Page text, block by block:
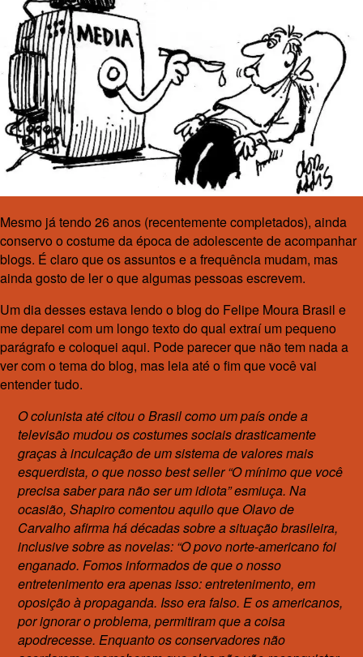
Mesmo já tendo 26 anos (recentemente completados), ainda
conservo o costume da época de adolescente de acompanhar
blogs. É claro que os assuntos e a frequência mudam, mas
ainda gosto de ler o que algumas pessoas escrevem.
Um dia desses estava lendo o blog do Felipe Moura Brasil e
me deparei com um longo texto do qual extraí um pequeno
parágrafo e coloquei aqui. Pode parecer que não tem nada a
ver com o tema do blog, mas leia até o fim que você vai
entender tudo.
O colunista até citou o Brasil como um país onde a
televisão mudou os costumes sociais drasticamente
graças à inculcação de um sistema de valores mais
esquerdista, o que nosso best seller “O mínimo que você
precisa saber para não ser um idiota” esmiuça. Na
ocasião, Shapiro comentou aquilo que Olavo de
Carvalho afirma há décadas sobre a situação brasileira,
inclusive sobre as novelas: “O povo norte-americano foi
enganado. Fomos informados de que o nosso
entretenimento era apenas isso: entretenimento, em
oposição à propaganda. Isso era falso. E os americanos,
por ignorar o problema, permitiram que a coisa
apodrecesse. Enquanto os conservadores não